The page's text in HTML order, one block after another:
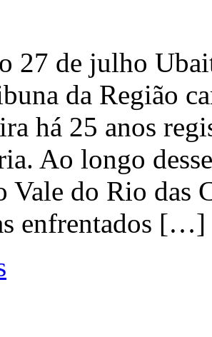
27 de julho
da Região
há 25 anos
Ao longo
Vale do Rio das
enfrentados […]